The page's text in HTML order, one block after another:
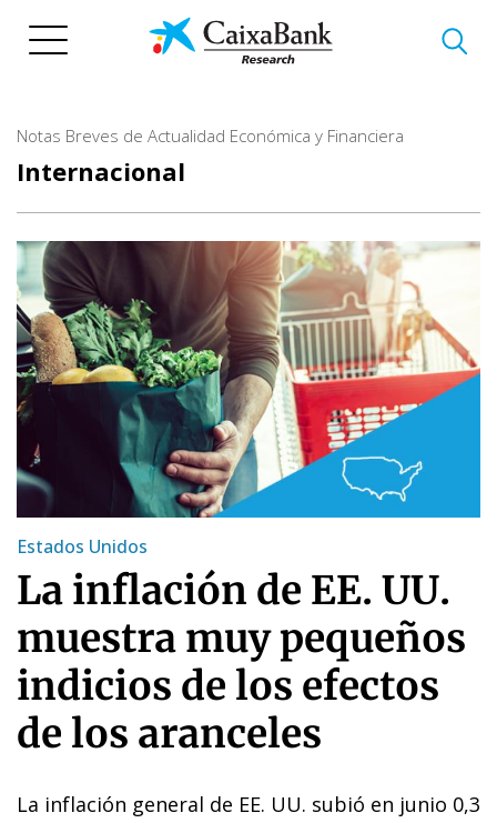
Notas Breves de Actualidad Económica y Financiera
Internacional
Estados Unidos
La inflación de EE. UU.
muestra muy pequeños
indicios de los efectos
de los aranceles
La inflación general de EE. UU. subió en junio 0,3